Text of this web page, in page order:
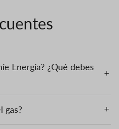
Energía? ¿Qué debes
gas?